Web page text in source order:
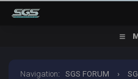
Navigation:SGS FORUM ›